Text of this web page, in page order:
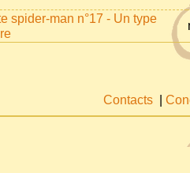
spider-man n°17 - Un type
Contacts |